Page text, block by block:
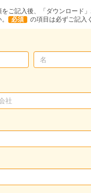
ご記入後、「ダウンロード
必須 の項目は必ずご記入